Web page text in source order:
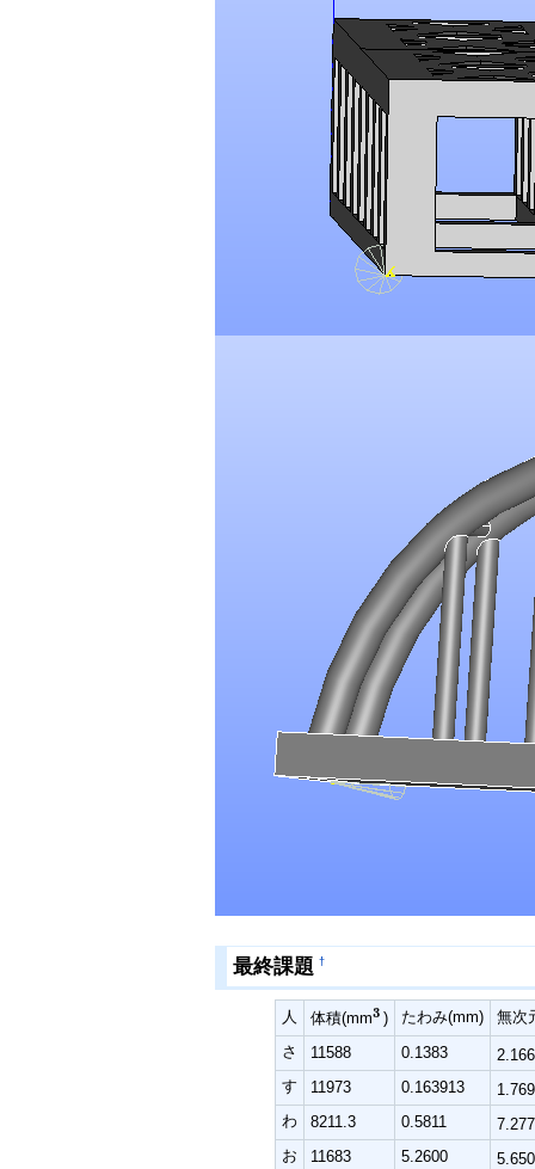
最終課題 †
人 体積(mm3
3 ) たわみ(mm)
無次
さ
11588 0.1383
2.166
す
11973 0.163913
1.769
わ
8211.3 0.5811
7.277
お
11683 5.2600
5.650